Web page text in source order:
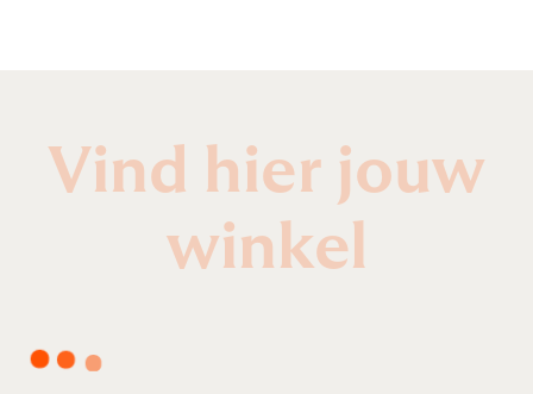
Vind hier jouw
winkel